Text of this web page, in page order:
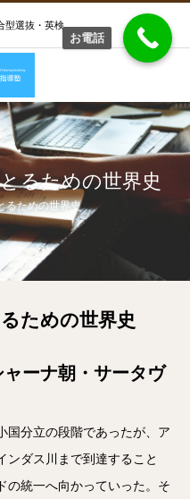
型選抜・英検
るための世界史
るための世界史
ための世界史
ャーナ朝・サータヴ
国分立の段階であったが、ア
ンダス川まで到達すること
の統一へ向かっていった。そ
お電話